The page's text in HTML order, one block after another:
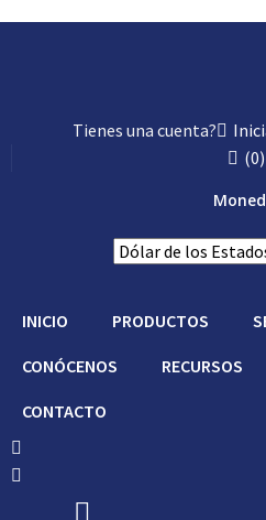
Tienes una cuenta?
(0)
INICIO PRODUCTOS
CONÓCENOS RECURSOS
CONTACTO